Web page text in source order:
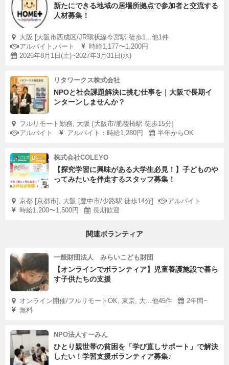
新たにできる地域の居場所拠点で参加者と交流する
人材募集！
大阪 [大阪市西成区/JR環状線今宮駅 徒歩1...他1件
アルバイト,パート
時給1,177〜1,200円
2026年8月1日(土)~2027年3月31日(水)
リタワークス株式会社
NPOと社会課題解決に挑む仕事を｜大阪で長期イ
ンターンしませんか？
フルリモート勤務, 大阪 [大阪市/肥後橋駅 徒歩15分]
アルバイト
アルバイト：時給1,280円 半年からOK
株式会社COLEYO
【探究学習に興味がある大学生必見！】子どものや
ってみたいを伴走するスタッフ募集！
京都 [京都市], 大阪 [豊中市/少路駅 徒歩14分]
アルバイト
時給1,200〜1,500円
長期歓迎
関連ボランティア
一般財団法人 みらいこども財団
【オンラインでボランティア】児童養護施設で暮ら
す子供たちの支援
オンライン開催/フルリモートOK, 東京, 大...他45件
2年間~
無料
NPO法人すーみん
ひとり親世帯の貧困を「学び直しサポート」で解決
したい！学習支援ボランティア募集♪